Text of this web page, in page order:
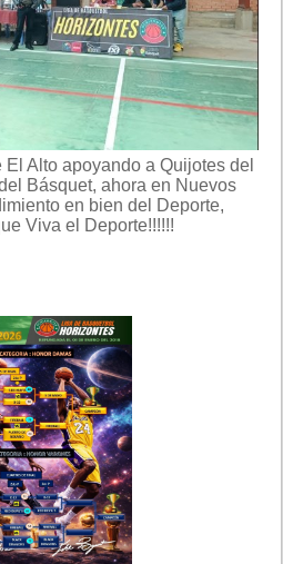
Alto apoyando a Quijotes del
Básquet, ahora en Nuevos
en bien del Deporte,
Viva el Deporte!!!!!!